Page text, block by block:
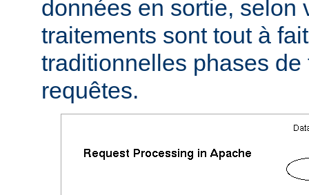
données en sortie, selon
traitements sont tout à
traditionnelles phases de
requêtes.